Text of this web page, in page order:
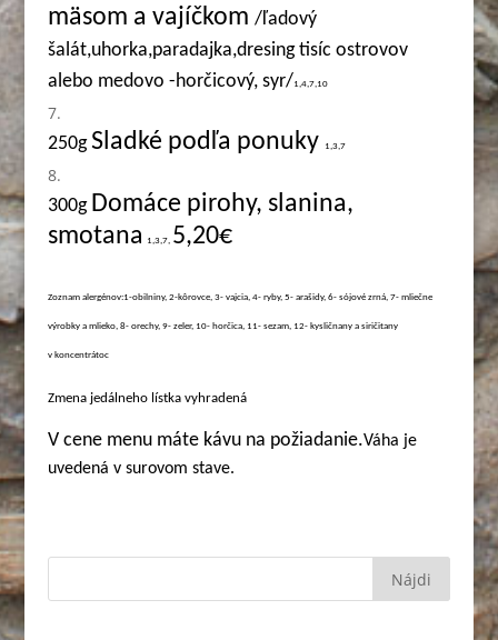
mäsom a vajíčkom /ľadový
šalát,uhorka,paradajka,dresing tisíc ostrovov
alebo medovo -horčicový, syr/1,4,7,10
250g Sladké podľa ponuky 1,3,7
300g Domáce pirohy, slanina,
smotana
1,3,7, 5,20€
Zoznam alergénov:1-obilniny, 2-kôrovce, 3- vajcia, 4- ryby, 5- arašidy, 6- sójové zrná, 7- mliečne
výrobky a mlieko, 8- orechy, 9- zeler, 10- horčica, 11- sezam, 12- kysličnany a siričitany
v koncentrátoc
Zmena jedálneho lístka vyhradená
V cene menu máte kávu na požiadanie.Váha je
uvedená v surovom stave.